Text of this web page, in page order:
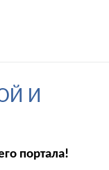
И
портала!